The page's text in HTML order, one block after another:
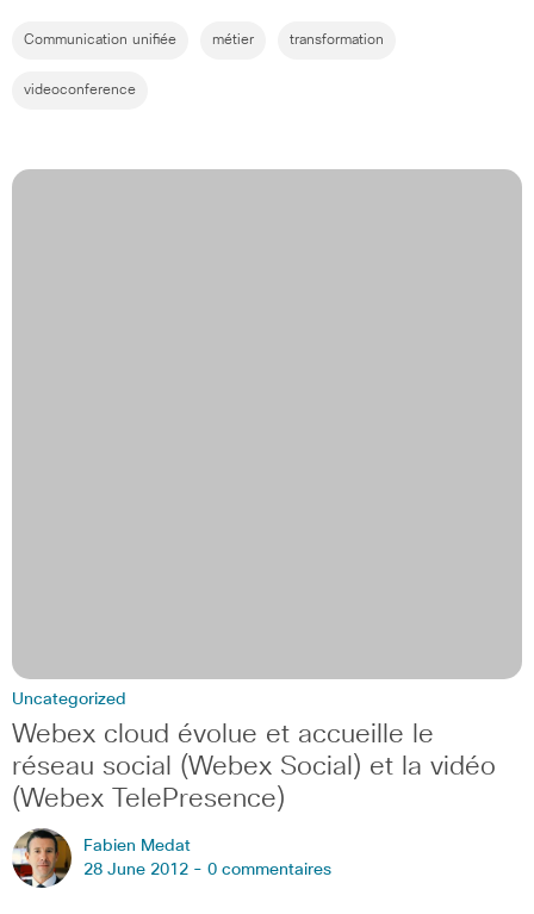
Communication unifiée métier transformation
videoconference
Uncategorized
Webex cloud évolue et accueille le
réseau social (Webex Social) et la vidéo
(Webex TelePresence)
Fabien Medat
28 June 2012 - 0 commentaires